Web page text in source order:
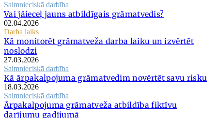
Saimnieciskā darbība
Vai jāieceļ jauns atbildīgais grāmatvedis?
02.04.2026
Darba laiks
Kā monitorēt grāmatveža darba laiku un izvērtēt
noslodzi
27.03.2026
Saimnieciskā darbība
Kā ārpakalpojuma grāmatvedim novērtēt savu risku
18.03.2026
Saimnieciskā darbība
Ārpakalpojuma grāmatveža atbildība fiktīvu
darījumu gadījumā